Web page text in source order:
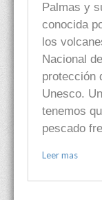
Palmas y
conocida
los
Nacional
protección
Unesco.
tenemos
pescado
Leer mas